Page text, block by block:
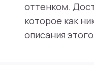
оттенком.
которое как
описания